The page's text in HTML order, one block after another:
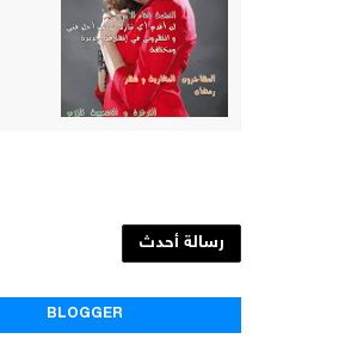
رسالة أحدث
BLOGGER